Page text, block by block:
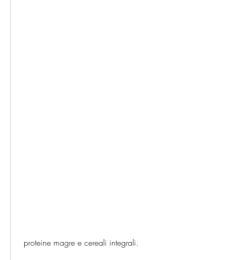
proteine magre e cereali integrali.